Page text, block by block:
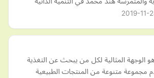
2019-11-
الوجهة المثالية لكل من يبحث عن التغذية
مجموعة متنوعة من المنتجات الطبيعية